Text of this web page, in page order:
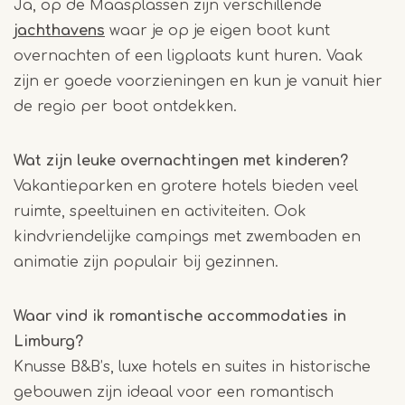
Ja, op de Maasplassen zijn verschillende
jachthavens waar je op je eigen boot kunt
overnachten of een ligplaats kunt huren. Vaak
zijn er goede voorzieningen en kun je vanuit hier
de regio per boot ontdekken.
Wat zijn leuke overnachtingen met kinderen?
Vakantieparken en grotere hotels bieden veel
ruimte, speeltuinen en activiteiten. Ook
kindvriendelijke campings met zwembaden en
animatie zijn populair bij gezinnen.
Waar vind ik romantische accommodaties in
Limburg?
Knusse B&B’s, luxe hotels en suites in historische
gebouwen zijn ideaal voor een romantisch